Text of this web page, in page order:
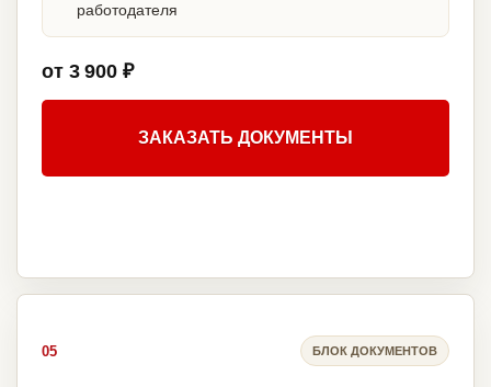
работодателя
от 3 900 ₽
ЗАКАЗАТЬ ДОКУМЕНТЫ
05 БЛОК ДОКУМЕНТОВ